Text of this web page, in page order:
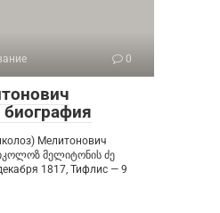
0
Мелитонович
მელიტონის ძე
1817, Тифлис — 9